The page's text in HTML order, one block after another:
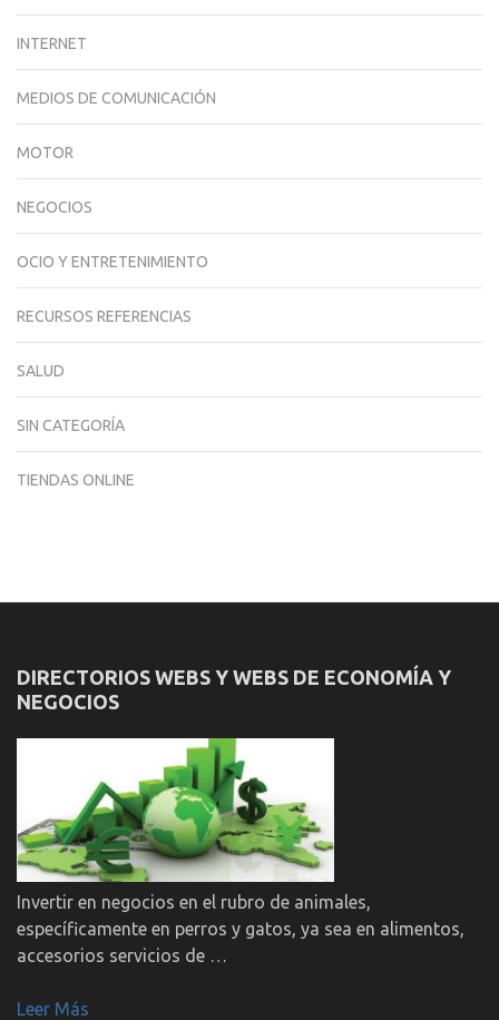
INTERNET
MEDIOS DE COMUNICACIÓN
MOTOR
NEGOCIOS
OCIO Y ENTRETENIMIENTO
RECURSOS REFERENCIAS
SALUD
SIN CATEGORÍA
TIENDAS ONLINE
DIRECTORIOS WEBS Y WEBS DE ECONOMÍA Y
NEGOCIOS
Invertir en negocios en el rubro de animales,
específicamente en perros y gatos, ya sea en alimentos,
accesorios servicios de …
Leer Más